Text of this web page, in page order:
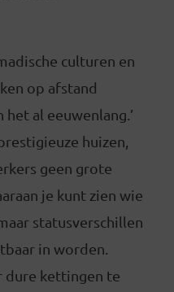
culturen en
op afstand
al eeuwenlang.’
huizen,
geen grote
je kunt zien wie
statusverschillen
in worden.
dure kettingen te